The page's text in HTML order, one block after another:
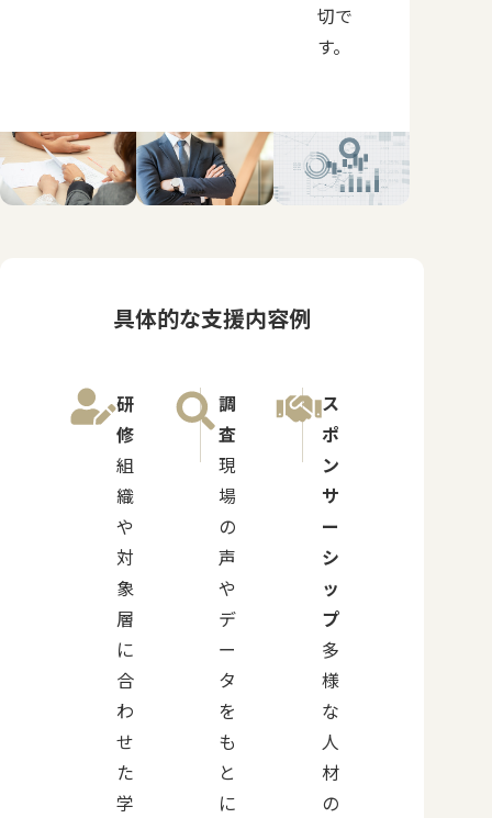
切で
す。
具体的な支援内容例
研
修
組
織
や
対
象
層
に
合
わ
せ
た
学
調
査
現
場
の
声
や
デ
ー
タ
を
も
と
に
ス
ポ
ン
サ
ー
シ
ッ
プ
多
様
な
人
材
の